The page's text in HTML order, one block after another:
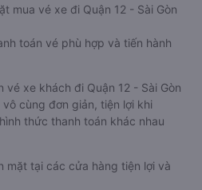
mua vé xe đi Quận 12 - Sài Gòn
toán vé phù hợp và tiến hành
xe khách đi Quận 12 - Sài Gòn
cùng đơn giản, tiện lợi khi
thức thanh toán khác nhau
mặt tại các cửa hàng tiện lợi và